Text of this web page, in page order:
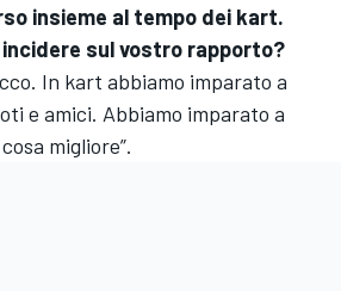
insieme al tempo dei kart.
incidere sul vostro rapporto?
In kart abbiamo imparato a
e amici. Abbiamo imparato a
migliore”.